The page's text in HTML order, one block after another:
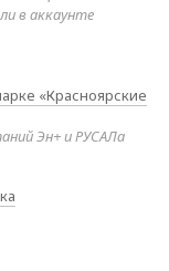
в аккаунте
«Красноярские
Эн+ и РУСАЛа